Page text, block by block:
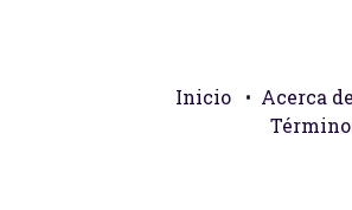
Inicio • Acerca de